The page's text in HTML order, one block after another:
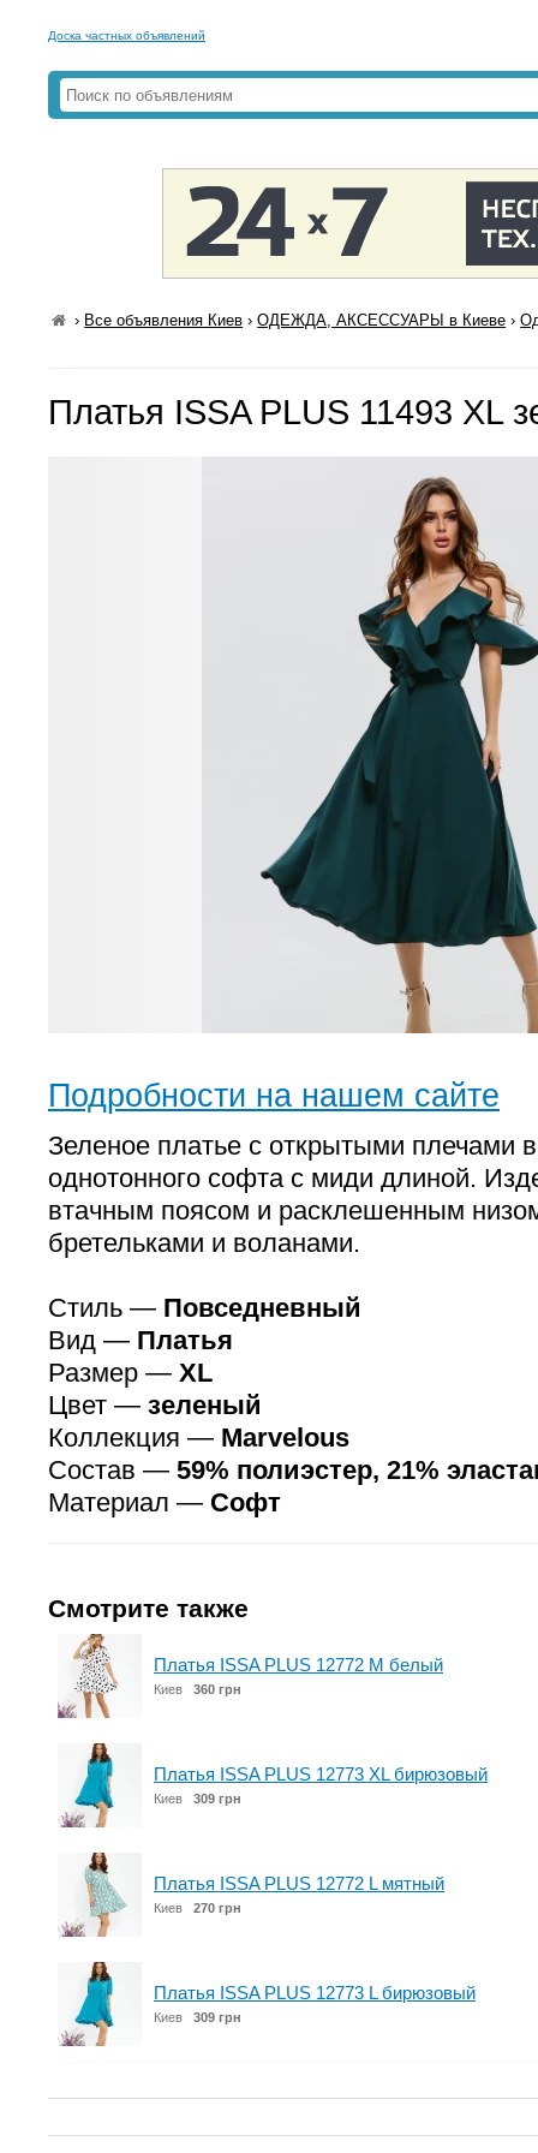
Доска частных объявлений
› Все объявления Киев ›ОДЕЖДА, АКСЕССУАРЫ в Киеве ›
Платья ISSA PLUS 11493 XL
Подробности на нашем сайте
Зеленое платье с открытыми плечами
однотонного софта с миди длиной.
втачным поясом и расклешенным
бретельками и воланами.
Стиль — Повседневный
Вид — Платья
Размер — XL
Цвет — зеленый
Коллекция — Marvelous
Состав — 59% полиэстер, 21%
Материал — Софт
Смотрите также
Платья ISSA PLUS 12772 M белый
Киев 360 грн
Платья ISSA PLUS 12773 XL бирюзовый
Киев 309 грн
Платья ISSA PLUS 12772 L мятный
Киев 270 грн
Платья ISSA PLUS 12773 L бирюзовый
Киев 309 грн